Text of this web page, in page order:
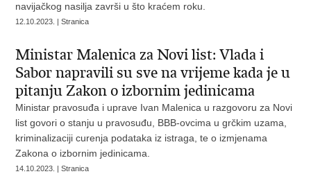
navijačkog nasilja završi u što kraćem roku.
12.10.2023. | Stranica
Ministar Malenica za Novi list: Vlada i
Sabor napravili su sve na vrijeme kada je u
pitanju Zakon o izbornim jedinicama
Ministar pravosuđa i uprave Ivan Malenica u razgovoru za Novi
list govori o stanju u pravosuđu, BBB-ovcima u grčkim uzama,
kriminalizaciji curenja podataka iz istraga, te o izmjenama
Zakona o izbornim jedinicama.
14.10.2023. | Stranica